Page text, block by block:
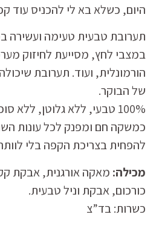
היום, כשלא בא לי להכניס עוד
תערובת טבעית טעימה ועשירה
במצבי לחץ, מסייעת לחיזוק
הורמונלית, ועוד. תערובת
של הבוקר.
100% טבעי, ללא גלוטן, ללא
כמשקה חם ומפנק לכל עונות
להפחית בצריכת הקפה בלי
מכילה: מאקה אורגנית, אבקת
כורכום, אבקת וניל טבעית.
כשרות: בד”צ